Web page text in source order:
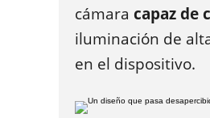
cámara capaz de
iluminación de
en el dispositivo.